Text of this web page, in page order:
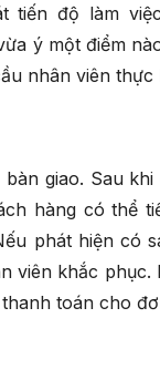
tiến độ làm
ý một điểm
nhân viên thực
bàn giao. Sau
hàng có thể
phát hiện có
viên khắc phục.
toán cho